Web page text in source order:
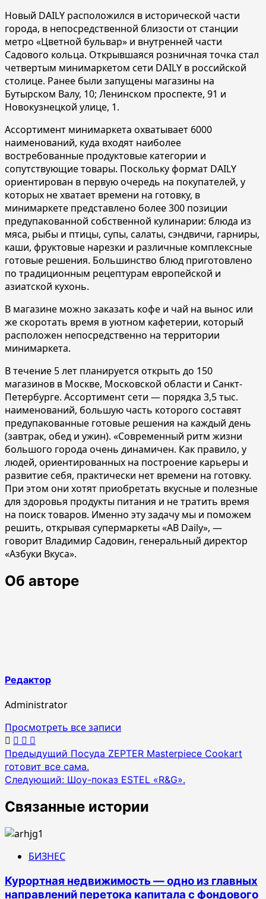
Новый DAILY расположился в исторической части
города, в непосредственной близости от станции
метро «Цветной бульвар» и внутренней части
Садового кольца. Открывшаяся розничная точка стал
четвертым минимаркетом сети DAILY в российской
столице. Ранее были запущены магазины на
Бутырском Валу, 10; Ленинском проспекте, 91 и
Новокузнецкой улице, 1.
Ассортимент минимаркета охватывает 6000
наименований, куда входят наиболее
востребованные продуктовые категории и
сопутствующие товары. Поскольку формат DAILY
ориентирован в первую очередь на покупателей, у
которых не хватает времени на готовку, в
минимаркете представлено более 300 позиции
предупакованной собственной кулинарии: блюда из
мяса, рыбы и птицы, супы, салаты, сэндвичи, гарниры,
каши, фруктовые нарезки и различные комплексные
готовые решения. Большинство блюд приготовлено
по традиционным рецептурам европейской и
азиатской кухонь.
В магазине можно заказать кофе и чай на вынос или
же скоротать время в уютном кафетерии, который
расположен непосредственно на территории
минимаркета.
В течение 5 лет планируется открыть до 150
магазинов в Москве, Московской области и Санкт-
Петербурге. Ассортимент сети — порядка 3,5 тыс.
наименований, большую часть которого составят
предупакованные готовые решения на каждый день
(завтрак, обед и ужин). «Современный ритм жизни
большого города очень динамичен. Как правило, у
людей, ориентированных на построение карьеры и
развитие себя, практически нет времени на готовку.
При этом они хотят приобретать вкусные и полезные
для здоровья продукты питания и не тратить время
на поиск товаров. Именно эту задачу мы и поможем
решить, открывая супермаркеты «АВ Daily», —
говорит Владимир Садовин, генеральный директор
«Азбуки Вкуса».
Об авторе
Редактор
Administrator
Просмотреть все записи
Навигация
по
записям
Предыдущий Посуда ZEPTER Masterpiece Cookart
готовит все сама.
Следующий: Шоу-показ ESTEL «R&G».
Связанные истории
БИЗНЕС
Курортная недвижимость — одно из главных
направлений перетока капитала с фондового